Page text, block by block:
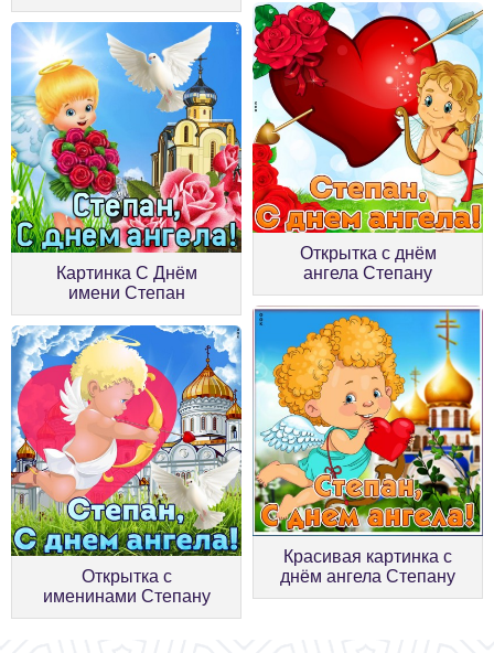
Картинка С Днём
имени Степан
Открытка с днём
ангела Степану
Открытка с
именинами Степану
Красивая картинка с
днём ангела Степану